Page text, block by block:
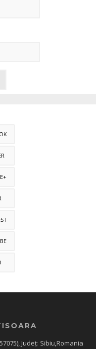
Județ: Sibiu,Romania